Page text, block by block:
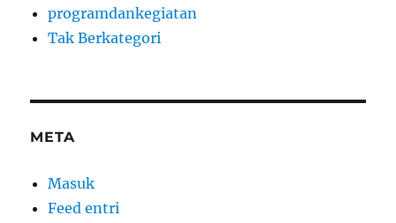
programdankegiatan
Tak Berkategori
META
Masuk
Feed entri